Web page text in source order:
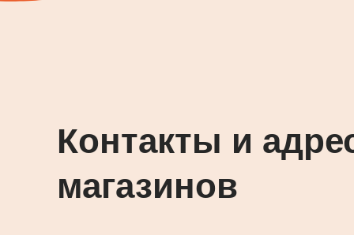
Контакты и
магазинов